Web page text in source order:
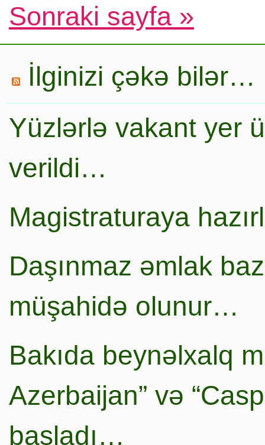
Sonraki sayfa »
İlginizi çəkə bilər…
Yüzlərlə vakant yer
verildi…
Magistraturaya
Daşınmaz əmlak
müşahidə olunur…
Bakıda beynəlxalq
Azerbaijan” və
başladı…